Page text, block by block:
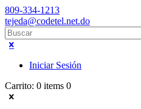
809-334-1213
tejeda@codetel.net.do
Iniciar Sesión
Carrito: 0 items 0